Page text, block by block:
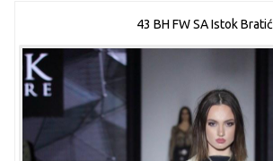
43 BH FW SA Istok Bratić